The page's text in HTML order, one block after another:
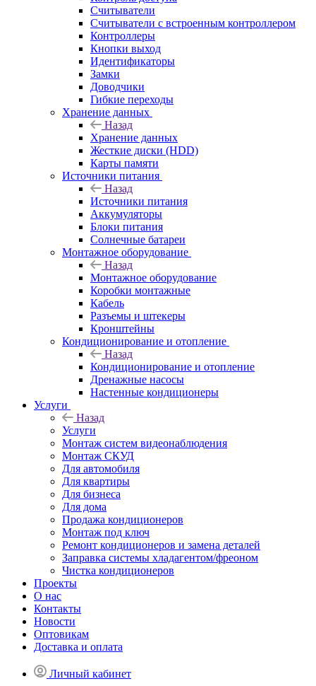
Считыватели
Считыватели с встроенным контроллером
Контроллеры
Кнопки выход
Идентификаторы
Замки
Доводчики
Гибкие переходы
Хранение данных
Назад
Хранение данных
Жесткие диски (HDD)
Карты памяти
Источники питания
Назад
Источники питания
Аккумуляторы
Блоки питания
Солнечные батареи
Монтажное оборудование
Назад
Монтажное оборудование
Коробки монтажные
Кабель
Разъемы и штекеры
Кронштейны
Кондиционирование и отопление
Назад
Кондиционирование и отопление
Дренажные насосы
Настенные кондиционеры
Услуги
Назад
Услуги
Монтаж систем видеонаблюдения
Монтаж СКУД
Для автомобиля
Для квартиры
Для бизнеса
Для дома
Продажа кондиционеров
Монтаж под ключ
Ремонт кондиционеров и замена деталей
Заправка системы хладагентом/фреоном
Чистка кондиционеров
Проекты
О нас
Контакты
Новости
Оптовикам
Доставка и оплата
Личный кабинет